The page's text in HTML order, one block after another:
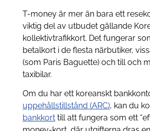
T-money är mer än bara ett
viktig del av utbudet gällande
kollektivtrafikkort. Det fungerar
betalkort i de flesta närbutiker,
(som Paris Baguette) och till och
taxibilar.
Om du har ett koreanskt
uppehållstillstånd (ARC), kan du
bankkorttill att fungera som ett